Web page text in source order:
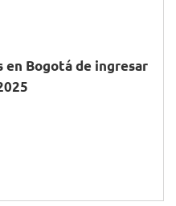
en Bogotá de ingresar